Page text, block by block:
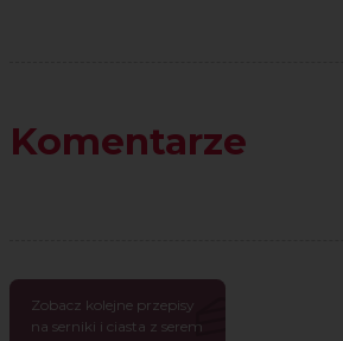
Komentarze
Zobacz kolejne przepisy
na serniki i ciasta z serem